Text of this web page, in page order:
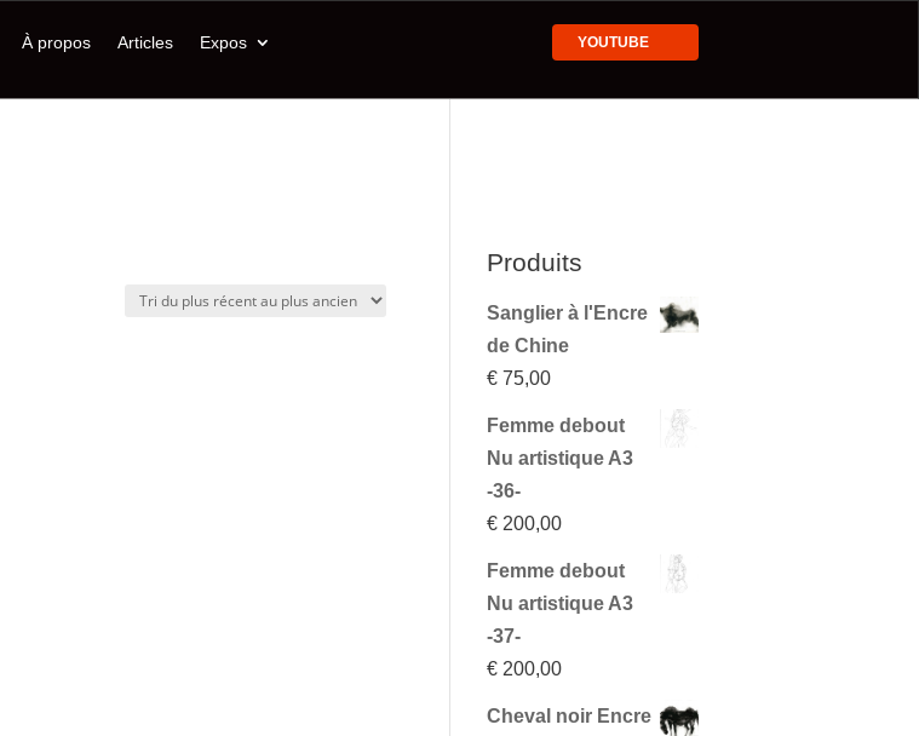
À propos Articles Expos YOUTUBE
Produits
Sanglier à l'Encre
de Chine
€ 75,00
Femme debout
Nu artistique A3
-36-
€ 200,00
Femme debout
Nu artistique A3
-37-
€ 200,00
Cheval noir Encre